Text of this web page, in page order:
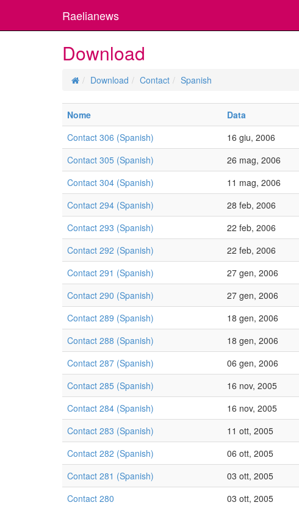
Raelianews
Download
Download Contact Spanish
Nome Data
Contact 306 (Spanish)
16 giu, 2006
Contact 305 (Spanish)
26 mag, 2006
Contact 304 (Spanish)
11 mag, 2006
Contact 294 (Spanish)
28 feb, 2006
Contact 293 (Spanish)
22 feb, 2006
Contact 292 (Spanish)
22 feb, 2006
Contact 291 (Spanish)
27 gen, 2006
Contact 290 (Spanish)
27 gen, 2006
Contact 289 (Spanish)
18 gen, 2006
Contact 288 (Spanish)
18 gen, 2006
Contact 287 (Spanish)
06 gen, 2006
Contact 285 (Spanish)
16 nov, 2005
Contact 284 (Spanish)
16 nov, 2005
Contact 283 (Spanish)
11 ott, 2005
Contact 282 (Spanish)
06 ott, 2005
Contact 281 (Spanish)
03 ott, 2005
Contact 280
03 ott, 2005